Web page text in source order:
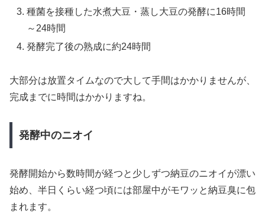
種菌を接種した水煮大豆・蒸し大豆の発酵に16時間
～24時間
発酵完了後の熟成に約24時間
大部分は放置タイムなので大して手間はかかりませんが、
完成までに時間はかかりますね。
発酵中のニオイ
発酵開始から数時間が経つと少しずつ納豆のニオイが漂い
始め、半日くらい経つ頃には部屋中がモワッと納豆臭に包
まれます。